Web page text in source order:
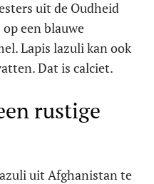
uit de Oudheid
een blauwe
Lapis lazuli kan ook
Dat is calciet.
rustige
uit Afghanistan te